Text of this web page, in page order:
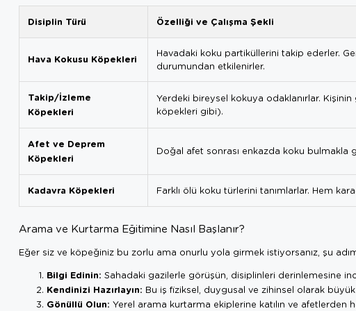
Disiplin Türü Özelliği ve Çalışma Şekli
Hava Kokusu Köpekleri
Havadaki koku partiküllerini takip ederler.
durumundan etkilenirler.
Takip/İzleme
Köpekleri
Yerdeki bireysel kokuya odaklanırlar.
köpekleri gibi).
Afet ve Deprem
Köpekleri
Doğal afet sonrası enkazda koku bulmakla
Kadavra Köpekleri Farklı ölü koku türlerini tanımlarlar. Hem
Arama ve Kurtarma Eğitimine Nasıl Başlanır?
Eğer siz ve köpeğiniz bu zorlu ama onurlu yola girmek istiyorsanız, şu
Bilgi Edinin: Sahadaki gazilerle görüşün, disiplinleri derinlemesine
Kendinizi Hazırlayın: Bu iş fiziksel, duygusal ve zihinsel olarak büyük
Gönüllü Olun: Yerel arama kurtarma ekiplerine katılın ve afetlerden